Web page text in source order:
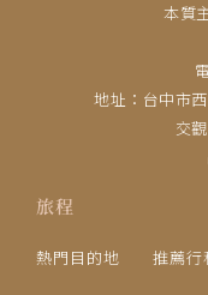
本質
地址：台中市
交
旅程
熱門目的地 推薦行